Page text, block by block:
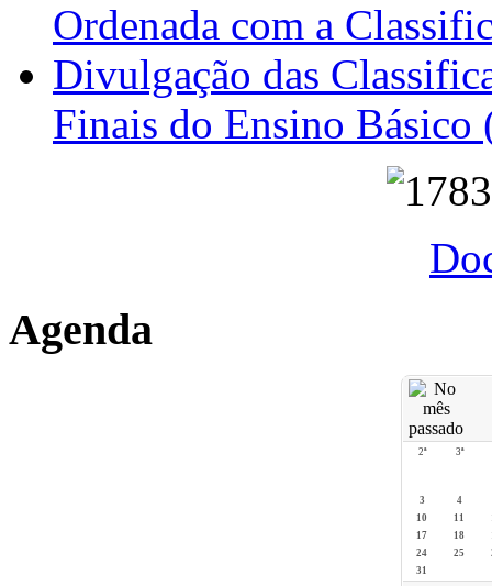
Ordenada com a
Divulgação das
Finais do Ensino Básico
Agenda
2ª 3ª
3
4
10
11
17
18
24
25
31